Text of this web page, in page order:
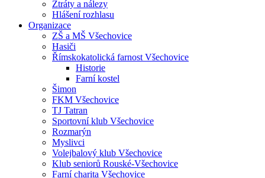
Ztráty a nálezy
Hlášení rozhlasu
Organizace
ZŠ a MŠ Všechovice
Hasiči
Římskokatolická farnost Všechovice
Historie
Farní kostel
Šimon
FKM Všechovice
TJ Tatran
Sportovní klub Všechovice
Rozmarýn
Myslivci
Volejbalový klub Všechovice
Klub seniorů Rouské-Všechovice
Farní charita Všechovice